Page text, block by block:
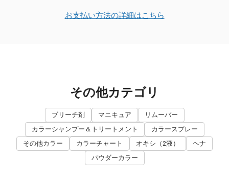
お支払い方法の詳細はこちら
その他カテゴリ
ブリーチ剤 マニキュア
リムーバー
カラーシャンプー＆トリートメント
カラースプレー
その他カラー
カラーチャート オキシ（2液）
ヘナ
パウダーカラー